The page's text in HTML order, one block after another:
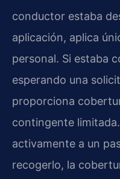
conductor estaba
aplicación, aplica
personal. Si estaba
esperando una
proporciona
contingente
activamente a un
recogerlo, la